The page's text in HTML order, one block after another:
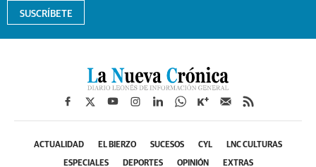
SUSCRÍBETE
ACTUALIDAD EL BIERZO SUCESOS CYL LNC CULTURAS
ESPECIALES DEPORTES OPINIÓN EXTRAS